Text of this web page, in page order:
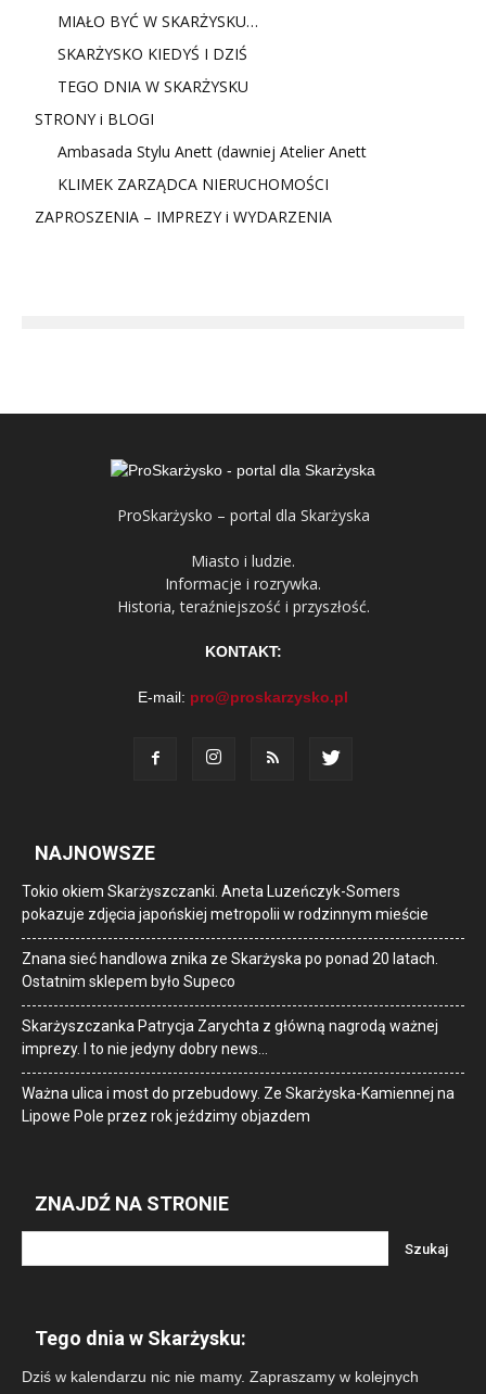
MIAŁO BYĆ W SKARŻYSKU…
SKARŻYSKO KIEDYŚ I DZIŚ
TEGO DNIA W SKARŻYSKU
STRONY i BLOGI
Ambasada Stylu Anett (dawniej Atelier Anett
KLIMEK ZARZĄDCA NIERUCHOMOŚCI
ZAPROSZENIA – IMPREZY i WYDARZENIA
ProSkarżysko – portal dla Skarżyska
Miasto i ludzie.
Informacje i rozrywka.
Historia, teraźniejszość i przyszłość.
KONTAKT:
E-mail: pro@proskarzysko.pl
NAJNOWSZE
Tokio okiem Skarżyszczanki. Aneta Luzeńczyk-Somers
pokazuje zdjęcia japońskiej metropolii w rodzinnym mieście
Znana sieć handlowa znika ze Skarżyska po ponad 20 latach.
Ostatnim sklepem było Supeco
Skarżyszczanka Patrycja Zarychta z główną nagrodą ważnej
imprezy. I to nie jedyny dobry news…
Ważna ulica i most do przebudowy. Ze Skarżyska-Kamiennej na
Lipowe Pole przez rok jeździmy objazdem
ZNAJDŹ NA STRONIE
Tego dnia w Skarżysku:
Dziś w kalendarzu nic nie mamy. Zapraszamy w kolejnych